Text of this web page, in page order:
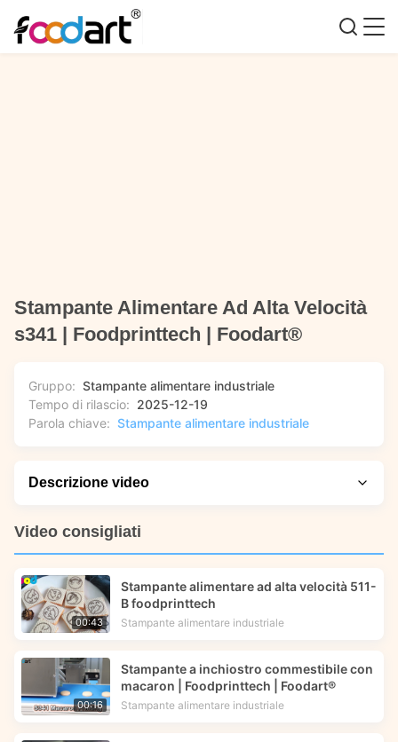
Stampante Alimentare Ad Alta Velocità
s341 | Foodprinttech | Foodart®
Gruppo: Stampante alimentare industriale
Tempo di rilascio: 2025-12-19
Parola chiave: Stampante alimentare industriale
Descrizione video
Dall'ideazione alla dimostrazione, questo video evidenzia
tecnologia Foodart® trasforma i progetti digitali in creazioni
commestibili, apprenderai il suo flusso di lavoro operativo e
scoprirai applicazioni del mondo reale che ne mostrano la
Video consigliati
00:43
Stampante alimentare ad alta velocità 511-
B foodprinttech
Stampante alimentare industriale
00:16
Stampante a inchiostro commestibile con
macaron | Foodprinttech | Foodart®
Stampante alimentare industriale